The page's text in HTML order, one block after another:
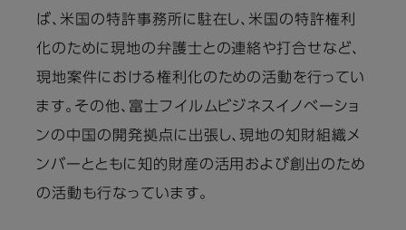
ば、米国の特許事務所に駐在し、米国の特許権利
化のために現地の弁護士との連絡や打合せなど、
現地案件における権利化のための活動を行ってい
ます。その他、富士フイルムビジネスイノベーショ
ンの中国の開発拠点に出張し、現地の知財組織メ
ンバーとともに知的財産の活用および創出のため
の活動も行なっています。